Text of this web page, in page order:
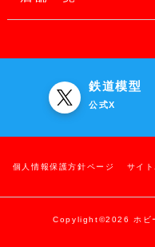
鉄道模型
公式X
個人情報保護方針ページ サイ
Copylight©2026 ホビ